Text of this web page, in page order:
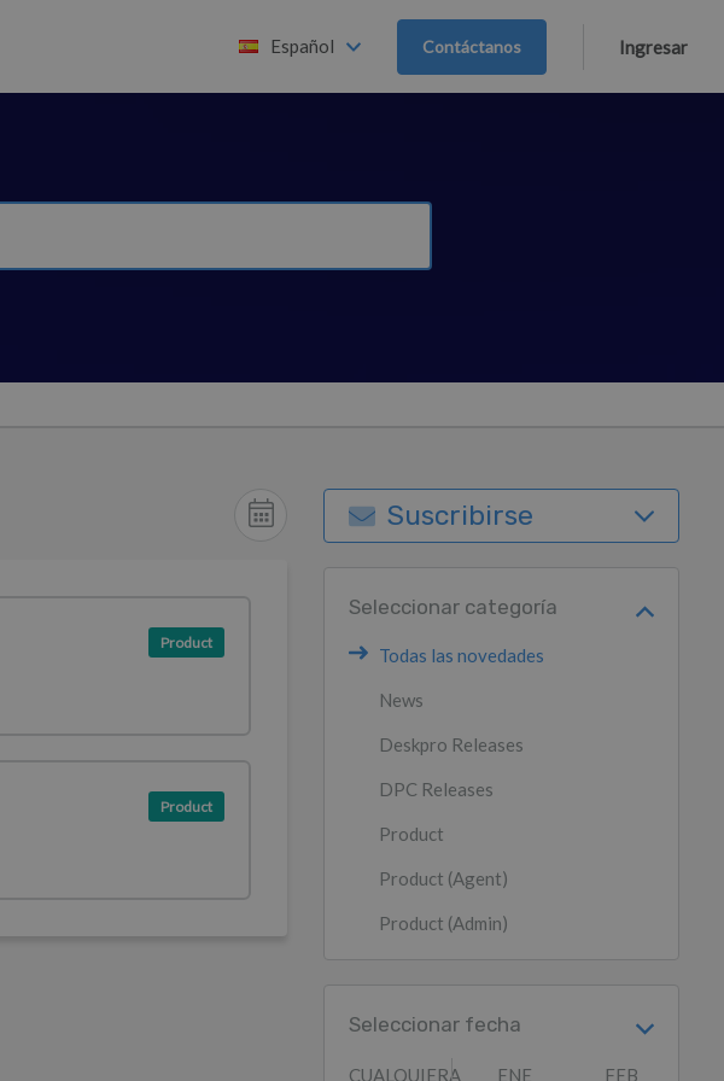
Español Contáctanos Ingresar
Product
Product
Suscribirse
Seleccionar categoría
Todas las novedades
News
Deskpro Releases
DPC Releases
Product
Product (Agent)
Product (Admin)
Seleccionar fecha
CUALQUIERA
ENE
FEB